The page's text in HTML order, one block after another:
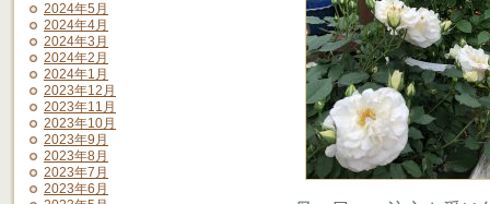
2024年5月
2024年4月
2024年3月
2024年2月
2024年1月
2023年12月
2023年11月
2023年10月
2023年9月
2023年8月
2023年7月
2023年6月